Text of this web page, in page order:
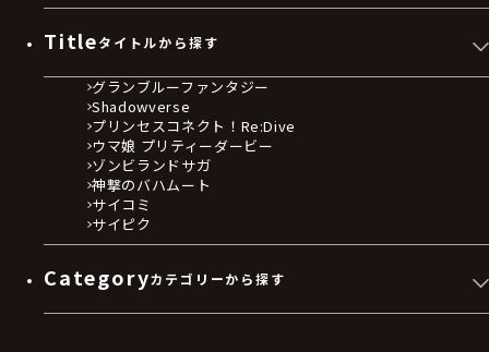
Titleタイトルから探す
グランブルーファンタジー
Shadowverse
プリンセスコネクト！Re:Dive
ウマ娘 プリティーダービー
ゾンビランドサガ
神撃のバハムート
サイコミ
サイピク
Categoryカテゴリーから探す